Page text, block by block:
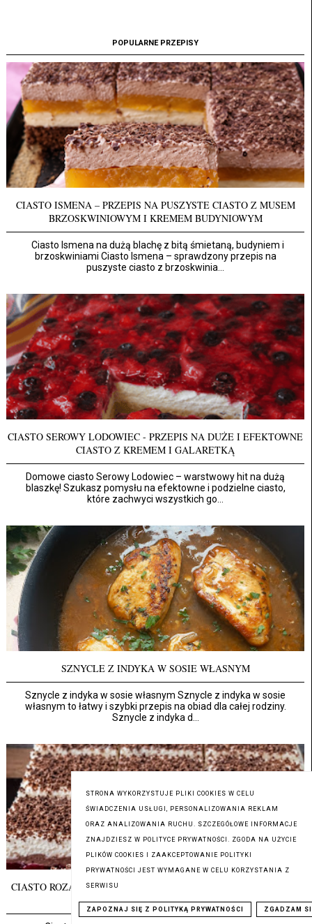
POPULARNE PRZEPISY
CIASTO ISMENA – PRZEPIS NA PUSZYSTE CIASTO Z MUSEM
BRZOSKWINIOWYM I KREMEM BUDYNIOWYM
Ciasto Ismena na dużą blachę z bitą śmietaną, budyniem i
brzoskwiniami Ciasto Ismena – sprawdzony przepis na
puszyste ciasto z brzoskwinia...
CIASTO SEROWY LODOWIEC - PRZEPIS NA DUŻE I EFEKTOWNE
CIASTO Z KREMEM I GALARETKĄ
Domowe ciasto Serowy Lodowiec – warstwowy hit na dużą
blaszkę! Szukasz pomysłu na efektowne i podzielne ciasto,
które zachwyci wszystkich go...
SZNYCLE Z INDYKA W SOSIE WŁASNYM
Sznycle z indyka w sosie własnym Sznycle z indyka w sosie
własnym to łatwy i szybki przepis na obiad dla całej rodziny.
Sznycle z indyka d...
CIASTO ROZALIA Z MALINAMI I MASĄ BUDYNIOWĄ - PRZEPIS
KROK PO KROKU
STRONA WYKORZYSTUJE PLIKI COOKIES W CELU
ŚWIADCZENIA USŁUGI, PERSONALIZOWANIA REKLAM
ORAZ ANALIZOWANIA RUCHU. SZCZEGÓŁOWE INFORMACJE
ZNAJDZIESZ W POLITYCE PRYWATNOŚCI. ZGODA NA UŻYCIE
PLIKÓW COOKIES I ZAAKCEPTOWANIE POLITYKI
PRYWATNOŚCI JEST WYMAGANE W CELU KORZYSTANIA Z
SERWISU
ZAPOZNAJ SIĘ Z POLITYKĄ PRYWATNOŚCI ZGADZAM